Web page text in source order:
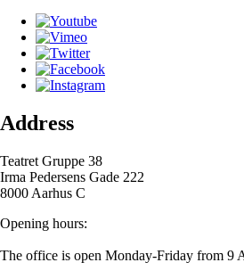
Address
Teatret Gruppe 38
Irma Pedersens Gade 222
8000 Aarhus C
Opening hours:
The office is open Monday-Friday from 9